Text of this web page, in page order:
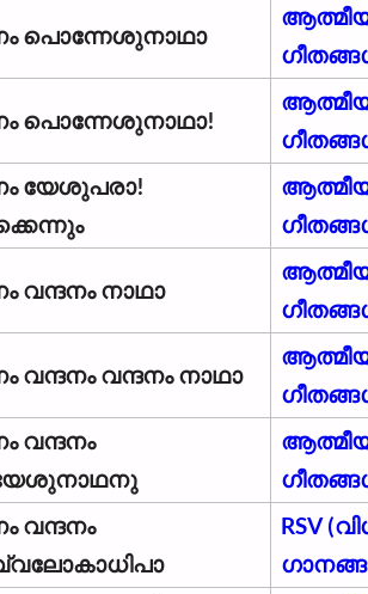
പൊന്നേശുനാഥാ
പൊന്നേശുനാഥാ!
യേശുപരാ!
വന്ദനം നാഥാ
വന്ദനം വന്ദനം നാഥാ
വന്ദനം
വന്ദനം
RSV